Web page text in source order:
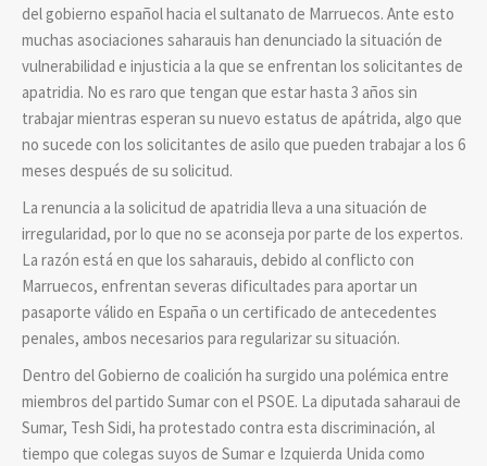
del gobierno español hacia el sultanato de Marruecos. Ante esto
muchas asociaciones saharauis han denunciado la situación de
vulnerabilidad e injusticia a la que se enfrentan los solicitantes de
apatridia. No es raro que tengan que estar hasta 3 años sin
trabajar mientras esperan su nuevo estatus de apátrida, algo que
no sucede con los solicitantes de asilo que pueden trabajar a los 6
meses después de su solicitud.
La renuncia a la solicitud de apatridia lleva a una situación de
irregularidad, por lo que no se aconseja por parte de los expertos.
La razón está en que los saharauis, debido al conflicto con
Marruecos, enfrentan severas dificultades para aportar un
pasaporte válido en España o un certificado de antecedentes
penales, ambos necesarios para regularizar su situación.
Dentro del Gobierno de coalición ha surgido una polémica entre
miembros del partido Sumar con el PSOE. La diputada saharaui de
Sumar, Tesh Sidi, ha protestado contra esta discriminación, al
tiempo que colegas suyos de Sumar e Izquierda Unida como